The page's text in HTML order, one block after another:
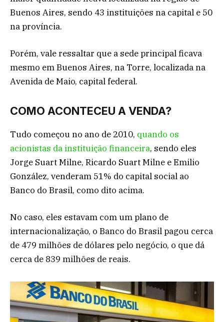
Buenos Aires, sendo 43 instituições na capital e 50
na província.
Porém, vale ressaltar que a sede principal ficava
mesmo em Buenos Aires, na Torre, localizada na
Avenida de Maio, capital federal.
COMO ACONTECEU A VENDA?
Tudo começou no ano de 2010, quando os
acionistas da instituição financeira, sendo eles
Jorge Suart Milne, Ricardo Suart Milne e Emilio
González, venderam 51% do capital social ao
Banco do Brasil, como dito acima.
No caso, eles estavam com um plano de
internacionalização, o Banco do Brasil pagou cerca
de 479 milhões de dólares pelo negócio, o que dá
cerca de 839 milhões de reais.